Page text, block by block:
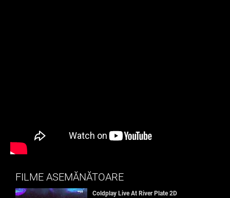
FILME ASEMĂNĂTOARE
Coldplay Live At River Plate 2D